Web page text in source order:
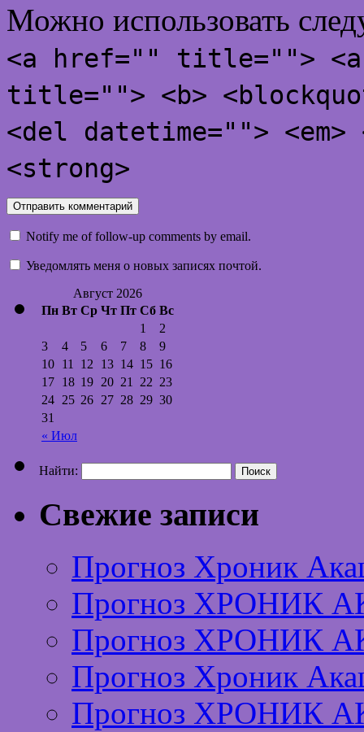
Можно использовать
<a href="" title="">
title=""> <b>
<del datetime="">
<strong>
Notify me of follow-up comments by email.
Уведомлять меня о новых записях почтой.
Август 2026
Пн Вт Ср Чт Пт Сб Вс
« Июл
1
2
3
4 5 6 7 8
9
10 11 12 13 14 15 16
17 18 19 20 21 22 23
24 25 26 27 28 29 30
31
Найти:
Свежие записи
Прогноз Хроник
Прогноз ХРОНИК
Прогноз ХРОНИК
Прогноз Хроник
Прогноз ХРОНИК